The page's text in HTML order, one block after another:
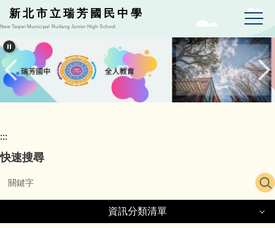
跳
到
要
內
容
區
新北市立瑞芳國民中學
New Taipei Municipal Ruifang Junior High School
:::
快速搜尋
資訊分類清單